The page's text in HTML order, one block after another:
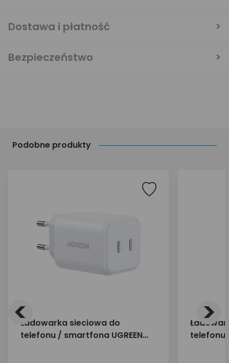
Podobne produkty
Ładowarka sieciowa do
telefonu / smartfona UGREEN
telefonu
< >
Dostawa i płatność
Bezpieczeństwo